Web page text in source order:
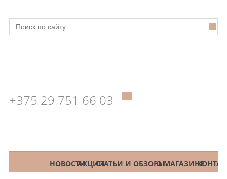
+375 29 751 66 03
КАТАЛОГНОВОСТИАКЦИИСТАТЬИ И ОБЗОРЫО МАГАЗИНЕ